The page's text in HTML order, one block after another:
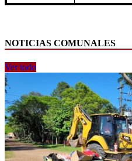
NOTICIAS COMUNALES
Ver todo